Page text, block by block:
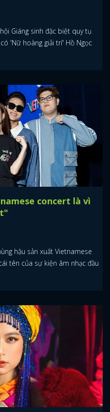
Giáng sinh đặc biệt quy tụ
'Nữ hoàng giải trí' Hồ Ngọc
concert là vì
hậu sản xuất Vietnamese
tên của sự kiện âm nhạc đầu